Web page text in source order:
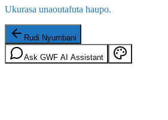
Ukurasa unaoutafuta haupo.
Rudi Nyumbani
Ask GWF AI Assistant